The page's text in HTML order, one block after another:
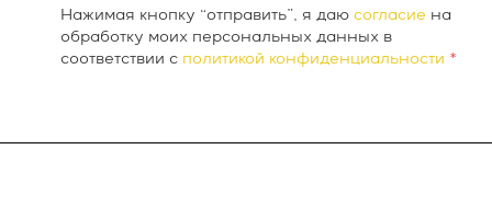
Нажимая кнопку “отправить”, я даю согласие на
обработку моих персональных данных в
соответствии с политикой конфиденциальности *